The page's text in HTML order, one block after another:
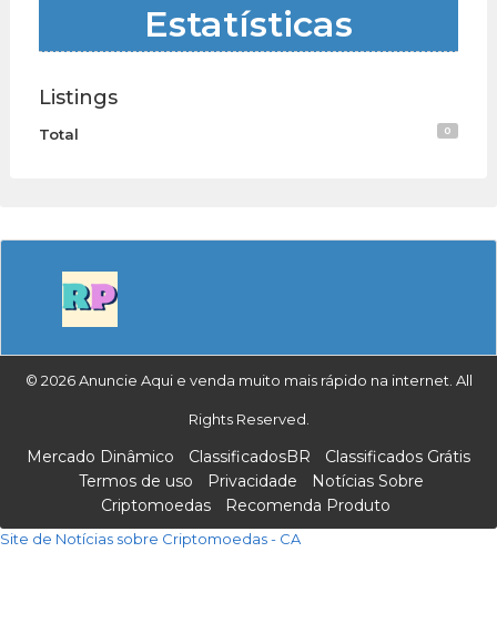
Estatísticas
Listings
Total 0
© 2026 Anuncie Aqui e venda muito mais rápido na internet. All
Rights Reserved.
Mercado Dinâmico ClassificadosBR
Classificados Grátis
Termos de uso
Privacidade
Notícias Sobre
Criptomoedas
Recomenda Produto
Site de Notícias sobre Criptomoedas - CA